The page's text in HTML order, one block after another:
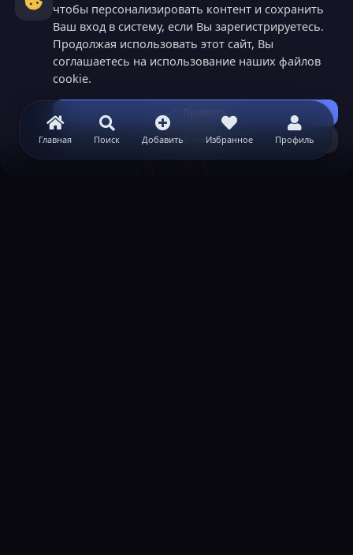
Главная Поиск Добавить Избранное Профиль
чтобы персонализировать контент и сохранить
Ваш вход в систему, если Вы зарегистрируетесь.
Продолжая использовать этот сайт, Вы
соглашаетесь на использование наших файлов
cookie.
Принять
Узнать больше...